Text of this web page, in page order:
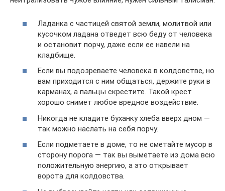
Ладанка с частицей святой земли, молитвой или
кусочком ладана отведет всю беду от человека
и остановит порчу, даже если ее навели на
кладбище.
Если вы подозреваете человека в колдовстве, но
вам приходится с ним общаться, держите руки в
карманах, а пальцы скрестите. Такой крест
хорошо снимет любое вредное воздействие.
Никогда не кладите буханку хлеба вверх дном —
так можно наслать на себя порчу.
Если подметаете в доме, то не сметайте мусор в
сторону порога — так вы выметаете из дома всю
положительную энергию, а это открывает
ворота для колдовства.